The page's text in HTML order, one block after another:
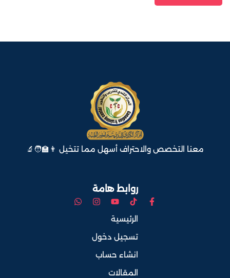
معنا التخصص والاحتراف أسهل مما تتخيل 👨‍🏫🧑‍🔬
روابط هامة
الرئيسية
تسجيل دخول
انشاء حساب
المقالات